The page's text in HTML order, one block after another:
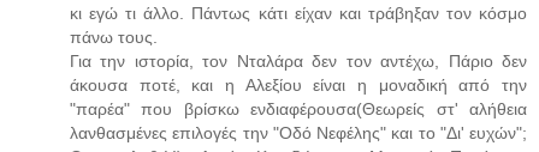
κι εγώ τι άλλο. Πάντως κάτι είχαν και τράβηξαν τον κόσμο
πάνω τους.
Για την ιστορία, τον Νταλάρα δεν τον αντέχω, Πάριο δεν
άκουσα ποτέ, και η Αλεξίου είναι η μοναδική από την
"παρέα" που βρίσκω ενδιαφέρουσα(Θεωρείς στ' αλήθεια
λανθασμένες επιλογές την "Οδό Νεφέλης" και το "Δι' ευχών";